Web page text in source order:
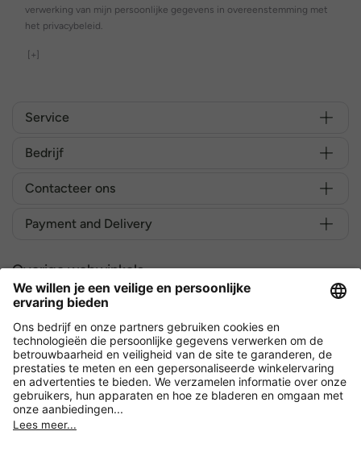
verwerking van mijn persoonlijke gegevens in overeenstemming met
het privacybeleid.
[+]
Service
Bedrijf
Contacteer ons
Payment and Delivery
Overige webwinkels
België
Versleuteling met